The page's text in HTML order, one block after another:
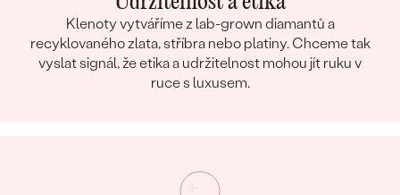
Klenoty vytváříme z lab-grown diamantů a
recyklovaného zlata, stříbra nebo platiny. Chceme tak
vyslat signál, že etika a udržitelnost mohou jít ruku v
ruce s luxusem.